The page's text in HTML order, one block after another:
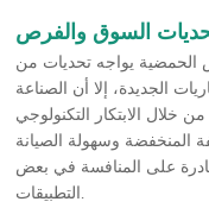
السوق والفرص
يواجه تحديات من
الجديدة، إلا أن الصناعة
خلال الابتكار التكنولوجي
المنخفضة وسهولة الصيانة
على المنافسة في بعض
التطبيقات.